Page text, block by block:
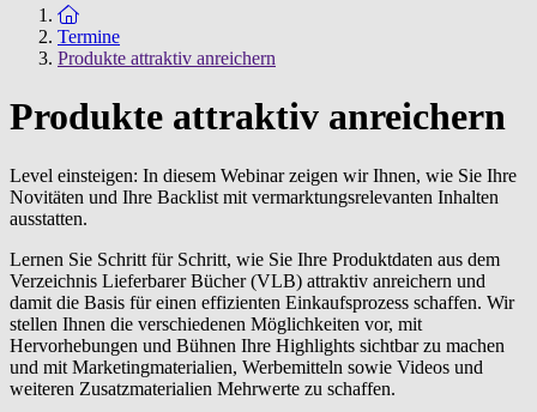
Zur Startseite
Termine
Produkte attraktiv anreichern
Produkte attraktiv anreichern
Level einsteigen: In diesem Webinar zeigen wir Ihnen, wie Sie Ihre
Novitäten und Ihre Backlist mit vermarktungsrelevanten Inhalten
ausstatten.
Lernen Sie Schritt für Schritt, wie Sie Ihre Produktdaten aus dem
Verzeichnis Lieferbarer Bücher (VLB) attraktiv anreichern und
damit die Basis für einen effizienten Einkaufsprozess schaffen. Wir
stellen Ihnen die verschiedenen Möglichkeiten vor, mit
Hervorhebungen und Bühnen Ihre Highlights sichtbar zu machen
und mit Marketingmaterialien, Werbemitteln sowie Videos und
weiteren Zusatzmaterialien Mehrwerte zu schaffen.